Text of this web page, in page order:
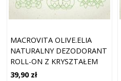
MACROVITA OLIVE.ELIA
NATURALNY DEZODORANT
ROLL-ON Z KRYSZTAŁEM
SPRING 50ML
39,90 zł